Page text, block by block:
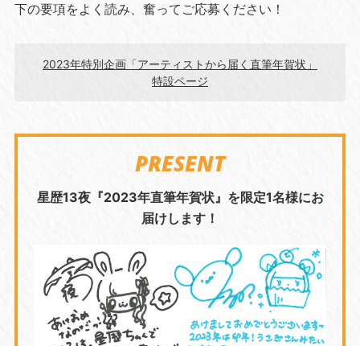
下の要項をよく読み、奮ってご応募ください！
2023年特別企画「アーティストから届く直筆年賀状」
特設ページ
PRESENT
星歴13夜『2023年直筆年賀状』を限定1名様にお
届けします！